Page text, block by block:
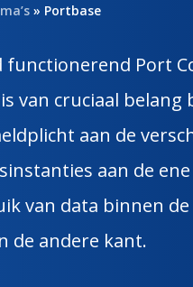
» Portbase
functionerend Port
van cruciaal belang
aan de
aan de
van data binnen
de andere kant.